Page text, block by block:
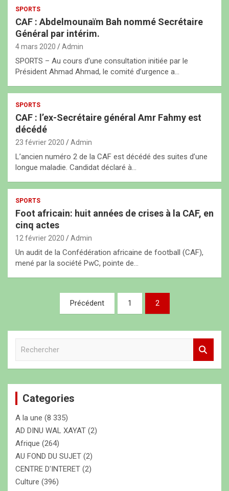
SPORTS
CAF : Abdelmounaïm Bah nommé Secrétaire
Général par intérim.
4 mars 2020 Admin
SPORTS – Au cours d’une consultation initiée par le
Président Ahmad Ahmad, le comité d’urgence a…
SPORTS
CAF : l’ex-Secrétaire général Amr Fahmy est
décédé
23 février 2020 Admin
L’ancien numéro 2 de la CAF est décédé des suites d’une
longue maladie. Candidat déclaré à…
SPORTS
Foot africain: huit années de crises à la CAF, en
cinq actes
12 février 2020 Admin
Un audit de la Confédération africaine de football (CAF),
mené par la société PwC, pointe de…
v
g
a
Précédent 1 2
e
c
h
e
r
Categories
A la une (8 335)
AD DINU WAL XAYAT (2)
Afrique (264)
AU FOND DU SUJET (2)
CENTRE D'INTERET (2)
Culture (396)